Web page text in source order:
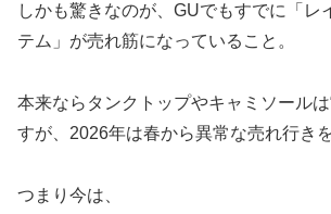
しかも驚きなのが、GUでもすでに「レ
テム」が売れ筋になっていること。
本来ならタンクトップやキャミソールは
すが、2026年は春から異常な売れ行き
つまり今は、